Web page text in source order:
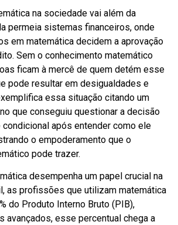
na sociedade vai além da
permeia sistemas financeiros, onde
em matemática decidem a aprovação
Sem o conhecimento matemático
ficam à mercê de quem detém esse
pode resultar em desigualdades e
essa situação citando um
que conseguiu questionar a decisão
após entender como ele
o empoderamento que o
pode trazer.
desempenha um papel crucial na
as profissões que utilizam matemática
do Produto Interno Bruto (PIB),
avançados, esse percentual chega a